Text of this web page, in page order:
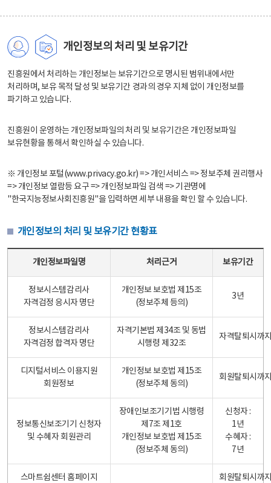
개인정보의 처리 및 보유기간
진흥원에서 처리하는 개인정보는 보유기간으로 명시된 범위내에서만
처리하며, 보유 목적 달성 및 보유기간 경과의 경우 지체 없이 개인정보를
파기하고 있습니다.
진흥원이 운영하는 개인정보파일의 처리 및 보유기간은 개인정보파일
보유현황을 통해서 확인하실 수 있습니다.
※ 개인정보 포털(www.privacy.go.kr) => 개인서비스 => 정보주체 권리행사
=> 개인정보 열람등 요구 => 개인정보파일 검색 => 기관명에
"한국지능정보사회진흥원"을 입력하면 세부 내용을 확인 할 수 있습니다.
개인정보의 처리 및 보유기간 현황표
개인정보파일명 처리근거 보유기간
정보시스템감리사
자격검정 응시자 명단
개인정보 보호법 제15조
(정보주체 등의)
3년
정보시스템감리사
자격검정 합격자 명단
자격기본법 제34조 및 동법
시행령 제32조
자격탈퇴시까
디지털서비스 이용지원
회원정보
개인정보 보호법 제15조
(정보주체 동의)
회원탈퇴시까
정보통신보조기기 신청자
및 수혜자 회원관리
장애인보조기기법 시행령
제7조 제1호
개인정보 보호법 제15조
(정보주체 동의)
신청자 :
1년
수혜자 :
7년
스마트쉼센터 홈페이지
회원탈퇴시까